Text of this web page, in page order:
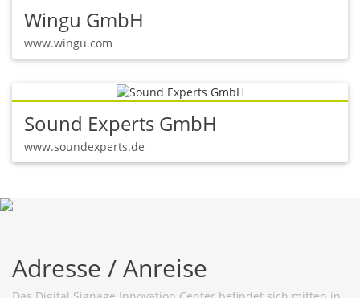
Wingu GmbH
www.wingu.com
Sound Experts GmbH
www.soundexperts.de
Adresse / Anreise